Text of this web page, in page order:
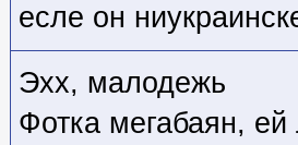
есле он
Эхх, малодежь
Фотка мегабаян, ей